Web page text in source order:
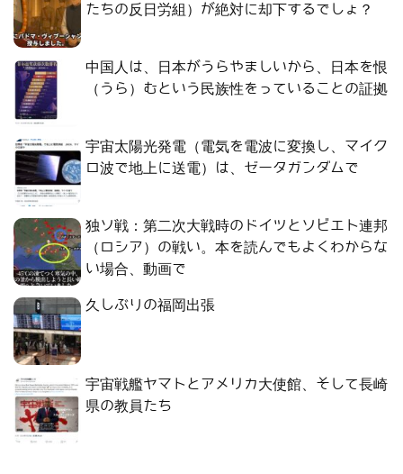
たちの反日労組）が絶対に却下するでしょ？
中国人は、日本がうらやましいから、日本を恨
（うら）むという民族性をっていることの証拠
宇宙太陽光発電（電気を電波に変換し、マイク
ロ波で地上に送電）は、ゼータガンダムで
独ソ戦：第二次大戦時のドイツとソビエト連邦
（ロシア）の戦い。本を読んでもよくわからな
い場合、動画で
久しぶりの福岡出張
宇宙戦艦ヤマトとアメリカ大使館、そして長崎
県の教員たち